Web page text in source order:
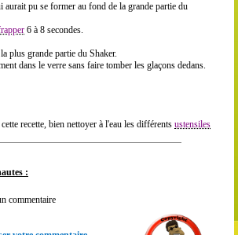
aurait pu se former au fond de la grande partie du
6 à 8 secondes.
plus grande partie du Shaker.
dans le verre sans faire tomber les glaçons dedans.
recette, bien nettoyer à l'eau les différents ustensiles
:
commentaire